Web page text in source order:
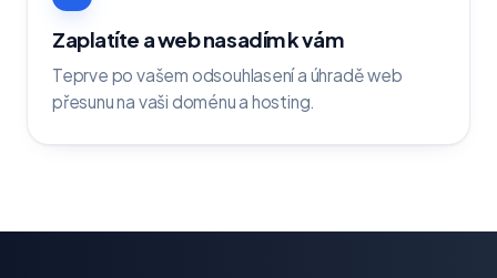
Zaplatíte a web nasadím k vám
Teprve po vašem odsouhlasení a úhradě web
přesunu na vaši doménu a hosting.